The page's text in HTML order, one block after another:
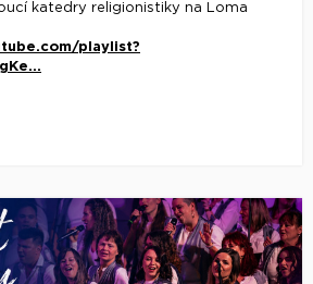
katedry religionistiky na Loma
playlist?